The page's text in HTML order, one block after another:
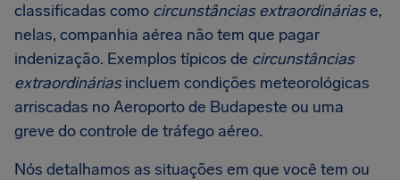
classificadas como circunstâncias extraordináriase,
nelas, companhia aérea não tem que pagar
indenização. Exemplos típicos de circunstâncias
extraordináriasincluem condições meteorológicas
arriscadas no Aeroporto de Budapeste ou uma
greve do controle de tráfego aéreo.
Nós detalhamos as situações em que você tem ou